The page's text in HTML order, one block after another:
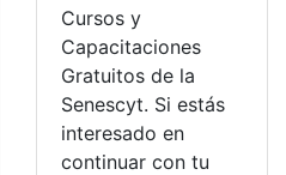
Cursos y
Capacitaciones
Gratuitos de la
Senescyt. Si estás
interesado en
continuar con tu